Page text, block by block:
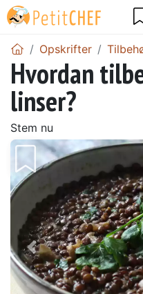
Opskrifter
Hvordan
linser?
Stem nu
Tidligere